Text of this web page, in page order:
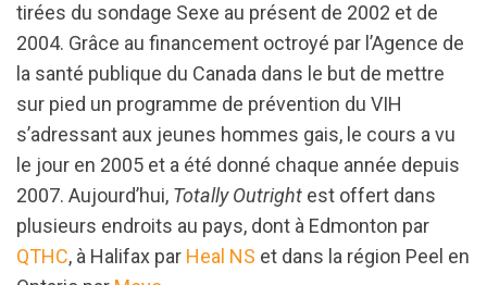
tirées du sondage Sexe au présent de 2002 et de
2004. Grâce au financement octroyé par l’Agence de
la santé publique du Canada dans le but de mettre
sur pied un programme de prévention du VIH
s’adressant aux jeunes hommes gais, le cours a vu
le jour en 2005 et a été donné chaque année depuis
2007. Aujourd’hui, Totally Outright est offert dans
plusieurs endroits au pays, dont à Edmonton par
QTHC, à Halifax par Heal NS et dans la région Peel en